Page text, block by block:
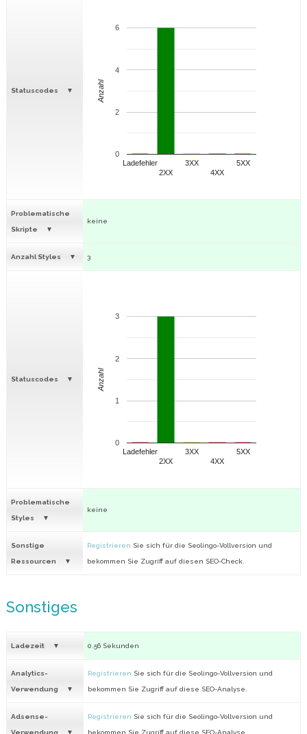
Statuscodes
Ladefehler
2XX
3XX
4XX
5XX
0
2
4
6
Anzahl
Problematische
Skripte
keine
Anzahl Styles 3
Statuscodes
Ladefehler
2XX
3XX
4XX
5XX
0
1
2
3
Anzahl
Problematische
Styles
keine
Sonstige
Ressourcen
Registrieren Sie sich für die Seolingo-Vollversion und
bekommen Sie Zugriff auf diesen SEO-Check.
Sonstiges
Ladezeit 0.56 Sekunden
Analytics-
Verwendung
Registrieren Sie sich für die Seolingo-Vollversion und
bekommen Sie Zugriff auf diese SEO-Analyse.
Adsense-
Verwendung
Registrieren Sie sich für die Seolingo-Vollversion und
bekommen Sie Zugriff auf diese SEO-Analyse.